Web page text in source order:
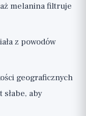
melanina filtruje
z powodów
geograficznych
aby